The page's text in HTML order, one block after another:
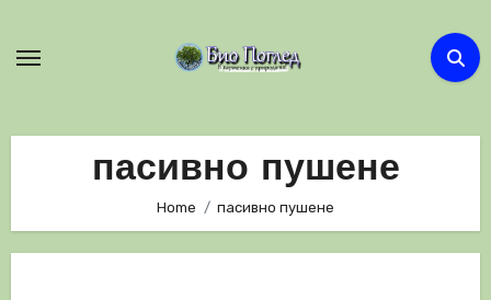
пасивно пушене
Home пасивно пушене